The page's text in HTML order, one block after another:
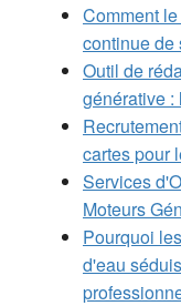
Comment
continue de
Outil de
générative
cartes pour
Services
Moteurs
Pourquoi
d'eau